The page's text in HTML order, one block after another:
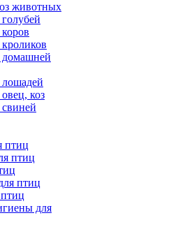
животных
домашней
коз
птиц
птиц
птиц
для